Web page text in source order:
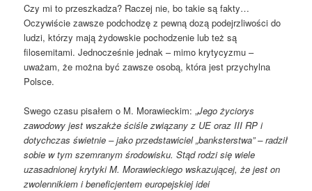
Czy mi to przeszkadza? Raczej nie, bo takie są fakty…
Oczywiście zawsze podchodzę z pewną dozą podejrzliwości do
ludzi, którzy mają żydowskie pochodzenie lub też są
filosemitami. Jednocześnie jednak – mimo krytycyzmu –
uważam, że można być zawsze osobą, która jest przychylna
Polsce.
Swego czasu pisałem o M. Morawieckim: „Jego życiorys
zawodowy jest wszakże ściśle związany z UE oraz III RP i
dotychczas świetnie – jako przedstawiciel „banksterstwa” – radził
sobie w tym szemranym środowisku. Stąd rodzi się wiele
uzasadnionej krytyki M. Morawieckiego wskazującej, że jest on
zwolennikiem i beneficjentem europejskiej idei